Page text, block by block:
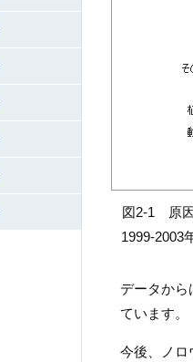
図2-1 原
1999-2003
データから
ています。
今後、ノロ